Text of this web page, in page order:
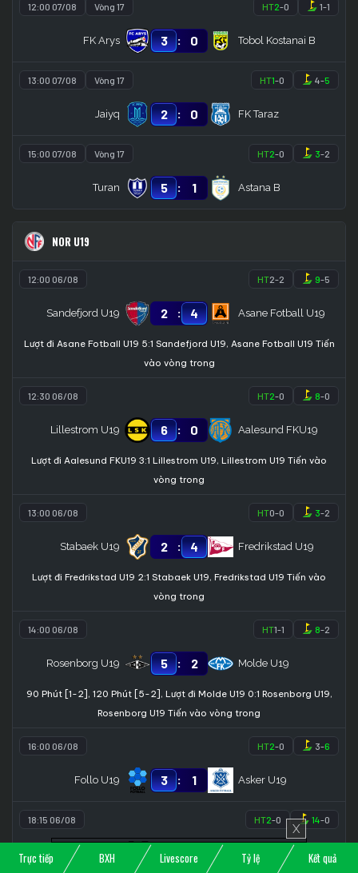
12:00 07/08 Vòng 17 HT2-0 1-1
FK Arys 3 : 0 Tobol Kostanai B
13:00 07/08 Vòng 17 HT1-0 4-5
Jaiyq 2 : 0 FK Taraz
15:00 07/08 Vòng 17 HT2-0 3-2
Turan 5 : 1 Astana B
NOR U19
12:00 06/08 HT2-2 9-5
Sandefjord U19 2 : 4 Asane Fotball U19
Lượt đi Asane Fotball U19 5:1 Sandefjord U19, Asane Fotball U19 Tiến
vào vòng trong
12:30 06/08 HT2-0 8-0
Lillestrom U19 6 : 0 Aalesund FKU19
Lượt đi Aalesund FKU19 3:1 Lillestrom U19, Lillestrom U19 Tiến vào
vòng trong
13:00 06/08 HT0-0 3-2
Stabaek U19 2 : 4 Fredrikstad U19
Lượt đi Fredrikstad U19 2:1 Stabaek U19, Fredrikstad U19 Tiến vào
vòng trong
14:00 06/08 HT1-1 8-2
Rosenborg U19 5 : 2 Molde U19
90 Phút [1-2], 120 Phút [5-2], Lượt đi Molde U19 0:1 Rosenborg U19,
Rosenborg U19 Tiến vào vòng trong
16:00 06/08 HT2-0 3-6
Follo U19 3 : 1 Asker U19
18:15 06/08 HT2-0 14-0
Heming U19 4 0 Ullern 2 U19
X
Trực tiếp BXH Livescore Tỷ lệ Kết quả